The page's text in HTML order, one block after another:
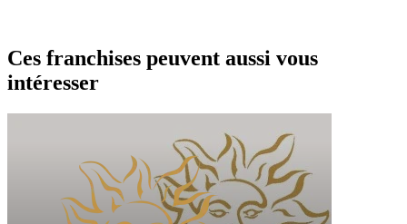
Ces franchises peuvent aussi vous
intéresser